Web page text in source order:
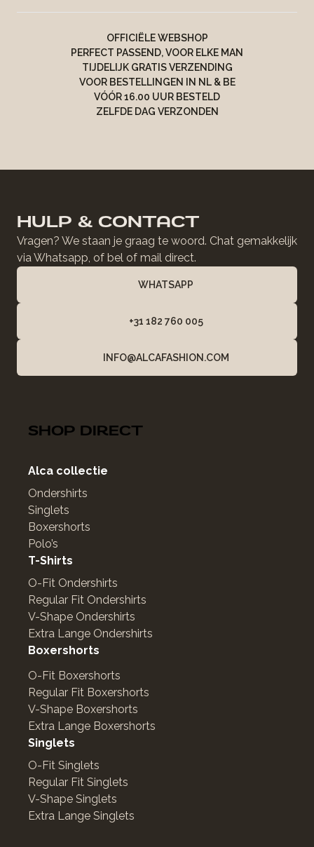
OFFICIËLE WEBSHOP
PERFECT PASSEND, VOOR ELKE MAN
TIJDELIJK GRATIS VERZENDING
VOOR BESTELLINGEN IN NL & BE
VÓÓR 16.00 UUR BESTELD
ZELFDE DAG VERZONDEN
HULP & CONTACT
Vragen? We staan je graag te woord. Chat gemakkelijk
via Whatsapp, of bel of mail direct.
WHATSAPP
+31 182 760 005
INFO@ALCAFASHION.COM
SHOP DIRECT
Alca collectie
Ondershirts
Singlets
Boxershorts
Polo’s
T-Shirts
O-Fit Ondershirts
Regular Fit Ondershirts
V-Shape Ondershirts
Extra Lange Ondershirts
Boxershorts
O-Fit Boxershorts
Regular Fit Boxershorts
V-Shape Boxershorts
Extra Lange Boxershorts
Singlets
O-Fit Singlets
Regular Fit Singlets
V-Shape Singlets
Extra Lange Singlets